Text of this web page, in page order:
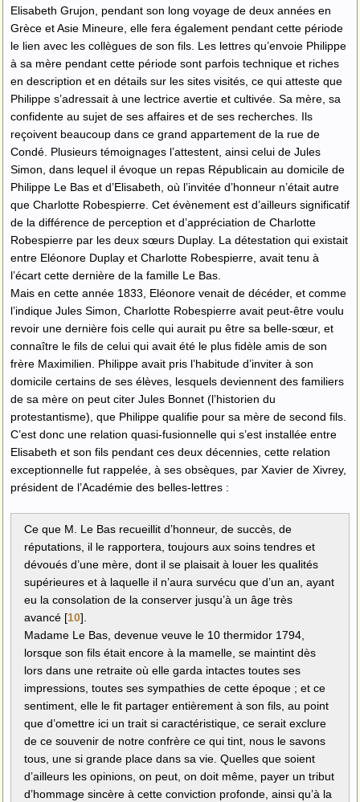
Elisabeth Grujon, pendant son long voyage de deux années en
Grèce et Asie Mineure, elle fera également pendant cette période
le lien avec les collègues de son fils. Les lettres qu’envoie Philippe
à sa mère pendant cette période sont parfois technique et riches
en description et en détails sur les sites visités, ce qui atteste que
Philippe s’adressait à une lectrice avertie et cultivée. Sa mère, sa
confidente au sujet de ses affaires et de ses recherches. Ils
reçoivent beaucoup dans ce grand appartement de la rue de
Condé. Plusieurs témoignages l’attestent, ainsi celui de Jules
Simon, dans lequel il évoque un repas Républicain au domicile de
Philippe Le Bas et d’Elisabeth, où l’invitée d’honneur n’était autre
que Charlotte Robespierre. Cet évènement est d’ailleurs significatif
de la différence de perception et d’appréciation de Charlotte
Robespierre par les deux sœurs Duplay. La détestation qui existait
entre Eléonore Duplay et Charlotte Robespierre, avait tenu à
l’écart cette dernière de la famille Le Bas.
Mais en cette année 1833, Eléonore venait de décéder, et comme
l’indique Jules Simon, Charlotte Robespierre avait peut-être voulu
revoir une dernière fois celle qui aurait pu être sa belle-sœur, et
connaître le fils de celui qui avait été le plus fidèle amis de son
frère Maximilien. Philippe avait pris l’habitude d’inviter à son
domicile certains de ses élèves, lesquels deviennent des familiers
de sa mère on peut citer Jules Bonnet (l’historien du
protestantisme), que Philippe qualifie pour sa mère de second fils.
C’est donc une relation quasi-fusionnelle qui s’est installée entre
Elisabeth et son fils pendant ces deux décennies, cette relation
exceptionnelle fut rappelée, à ses obsèques, par Xavier de Xivrey,
président de l’Académie des belles-lettres :
Ce que M. Le Bas recueillit d’honneur, de succès, de
réputations, il le rapportera, toujours aux soins tendres et
dévoués d’une mère, dont il se plaisait à louer les qualités
supérieures et à laquelle il n’aura survécu que d’un an, ayant
eu la consolation de la conserver jusqu’à un âge très
avancé[10].
Madame Le Bas, devenue veuve le 10 thermidor 1794,
lorsque son fils était encore à la mamelle, se maintint dès
lors dans une retraite où elle garda intactes toutes ses
impressions, toutes ses sympathies de cette époque ; et ce
sentiment, elle le fit partager entièrement à son fils, au point
que d’omettre ici un trait si caractéristique, ce serait exclure
de ce souvenir de notre confrère ce qui tint, nous le savons
tous, une si grande place dans sa vie. Quelles que soient
d’ailleurs les opinions, on peut, on doit même, payer un tribut
d’hommage sincère à cette conviction profonde, ainsi qu’à la